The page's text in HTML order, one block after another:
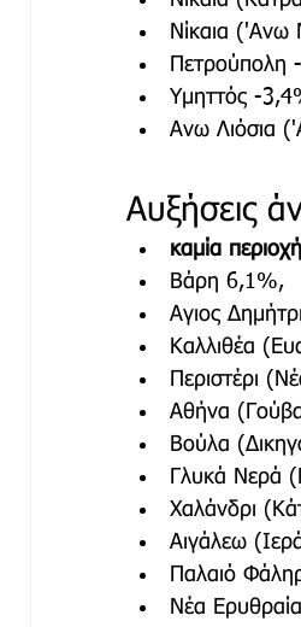
Νίκαια
Πετρούπολη
Υμηττός -
Ανω Λιόσια
Αυξήσεις
καμία
Βάρη 6,1%,
Αγιος
Καλλιθέα
Περιστέρι
Αθήνα
Βούλα
Γλυκά Νερά
Χαλάνδρι
Αιγάλεω
Παλαιό
Νέα